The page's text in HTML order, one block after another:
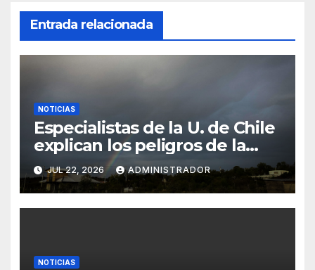
Entrada relacionada
NOTICIAS
Especialistas de la U. de Chile
explican los peligros de la
humedad y cómo ventilar y
temperar los hogares
JUL 22, 2026 ADMINISTRADOR
NOTICIAS